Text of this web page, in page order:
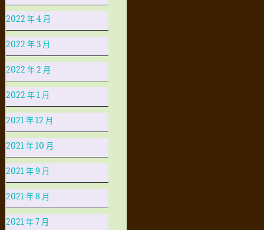
2022 年 4 月
2022 年 3 月
2022 年 2 月
2022 年 1 月
2021 年 12 月
2021 年 10 月
2021 年 9 月
2021 年 8 月
2021 年 7 月